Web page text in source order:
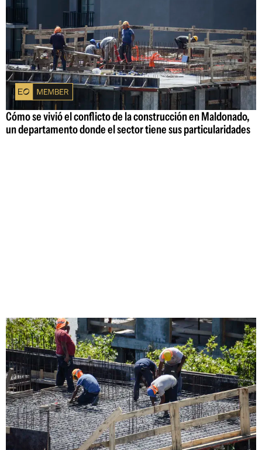
Cómo se vivió el conflicto de la construcción en Maldonado,
un departamento donde el sector tiene sus particularidades